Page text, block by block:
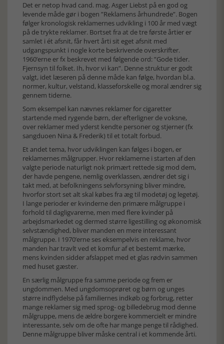
Det er netop hvad cand. mag. Asger Liebst på en god og
levende måde gør i bogen ”Reklamens århundrede”. Bogen
følger kronologisk reklamernes udvikling i 100 år med vægt
på de trykte reklamer. Bortset fra at de tre første årtier er
samlet i ét afsnit, får hvert årti sit eget afsnit med
udgangspunkt i nogle korte beskrivende overskrifter.
1960’erne er fx beskrevet med følgende ord: ”Gode tider.
Fjernsyn til folket. Ih, hvor vi kan”. Denne struktur er godt
valgt, idet læseren på denne måde kan følge, hvordan bl.a.
normer, kultur, velstand, klasseforskelle og moral ændrer sig
gennem tiderne.
Som eksempel kan nævnes reklamer for cigaretter
startende med rygende børn, der efterligner de voksne,
over reklamer med yderst kendte personer og stjerner (fx
sangduoen Nina & Frederik) til et totalt forbud.
Et andet tema, hvor udviklingen kan følges i bogen, er
reklamernes målgrupper. Hvor reklamerne i starten af den
valgte periode naturligt nok primært rettede sig mod dem,
der havde pengene, nemlig overklassen, ændrer det sig i
takt med, at befolkningens selvforsyning bliver mindre,
hvorfor stort set alt skal købes fra æg til modetøj og legetøj.
I lange perioder er kvinderne den primære målgruppe i
forhold til dagligvarerne, men med flere kvinder på
arbejdsmarkedet og dermed større ligestilling og økonomisk
selvstændighed, bliver manden en mere interessant
målgruppe. I 1970’erne ses eksempelvis en reklame, hvor
manden har travlt ved et komfur af et bestemt mærke,
mens kvinden sidder afslappet med et glas rødvin sammen
med huset gæster.
En særlig målgruppe fra samme periode og frem er
ungdommen. Med ungdomsoprøret og børn og unges
større indflydelse på familiernes indkøb og forbrug, retter
mange reklamer sig med sprog- og billedebrug mod denne
målgruppe, mens de ældre borgere kommercielt er mindre
interessante, selv om de ofte har mange penge til rådighed.
Denne målgruppe bliver måske central i et kommende årti.